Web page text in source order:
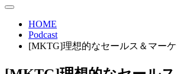
HOME
Podcast
[MKTG]理想的なセールス＆マー